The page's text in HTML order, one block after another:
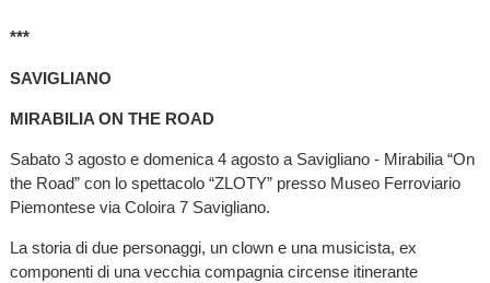
***
SAVIGLIANO
MIRABILIA ON THE ROAD
Sabato 3 agosto e domenica 4 agosto a Savigliano - Mirabilia “On
the Road” con lo spettacolo “ZLOTY” presso Museo Ferroviario
Piemontese via Coloira 7 Savigliano.
La storia di due personaggi, un clown e una musicista, ex
componenti di una vecchia compagnia circense itinerante